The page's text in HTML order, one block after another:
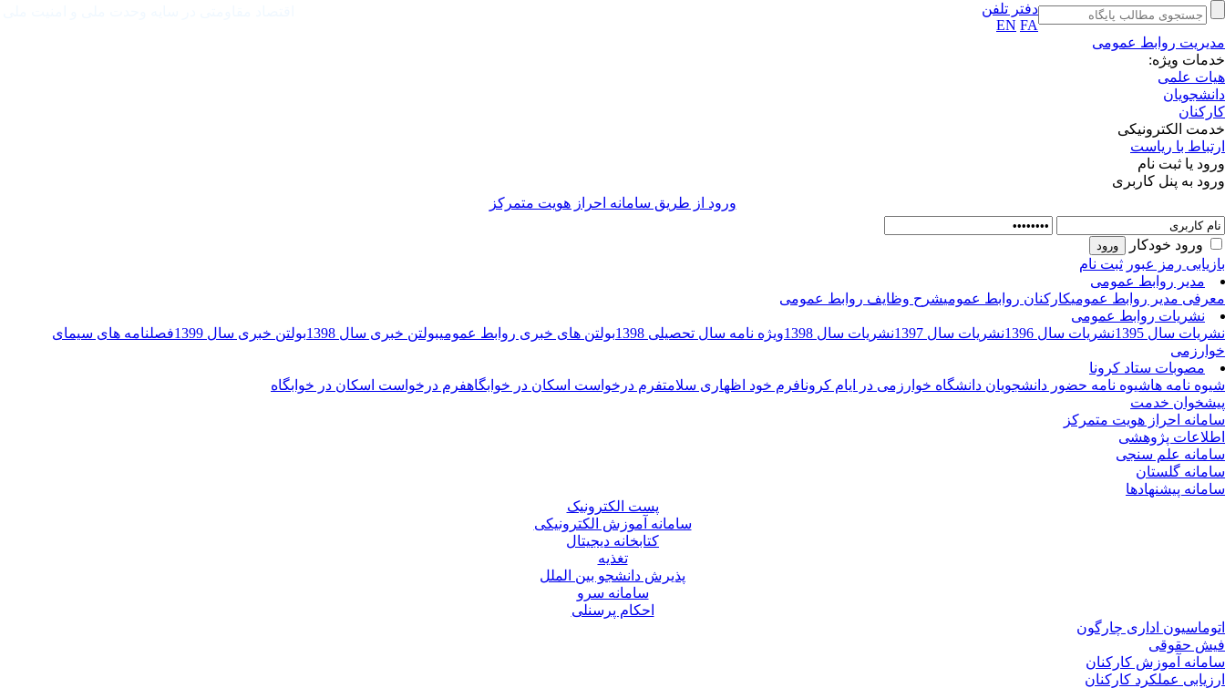
دفتر تلفن
EN FA
مدیریت روابط عمومی
خدمات ویژه:
هیات علمی
دانشجویان
کارکنان
خدمت الکترونیکی
ارتباط با ریاست
ورود یا ثبت نام
ورود به پنل کاربری
ورود از طريق سامانه احراز هويت متمركز
ورود خودکار
بازیابی رمز عبور ثبت نام
مدیر روابط عمومی
معرفی مدیر روابط عمومیکارکنان روابط عمومیشرح وظایف روابط عمومی
نشریات روابط عمومی
نشریات سال 1395
نشریات سال 1396 نشریات سال 1397 نشریات سال 1398 ویژه نامه سال تحصیلی 1398 بولتن های خبری روابط عمومیبولتن خبری سال 1398 بولتن خبری سال 1399
فصلنامه های سیمای
خوارزمی
مصوبات ستاد کرونا
شیوه نامه هاشیوه نامه حضور دانشجویان دانشگاه خوارزمی در ایام کرونافرم خود اظهاری سلامتفرم درخواست اسکان در خوابگاهفرم درخواست اسکان در خوابگاه
پیشخوان خدمت
سامانه احراز هویت متمرکز
اطلاعات پژوهشی
سامانه علم سنجی
سامانه گلستان
سامانه پیشنهادها
پست الکترونیک
سامانه آموزش الکترونیکی
کتابخانه دیجیتال
تغذیه
پذیرش دانشجو بین الملل
سامانه سرو
احکام پرسنلی
اتوماسیون اداری چارگون
فیش حقوقی
سامانه آموزش کارکنان
ارزیابی عملکرد کارکنان